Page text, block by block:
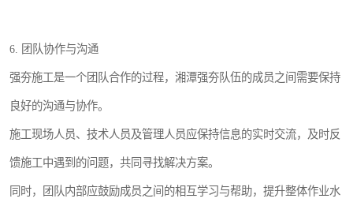
6. 团队协作与沟通
强夯施工是一个团队合作的过程，湘潭强夯队伍的成员之间需要保持
良好的沟通与协作。
施工现场人员、技术人员及管理人员应保持信息的实时交流，及时反
馈施工中遇到的问题，共同寻找解决方案。
同时，团队内部应鼓励成员之间的相互学习与帮助，提升整体作业水